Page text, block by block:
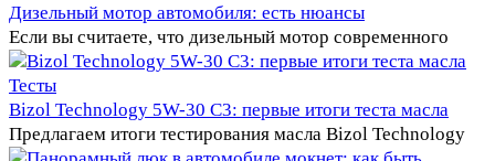
Дизельный мотор автомобиля: есть нюансы
Если вы считаете, что дизельный мотор современного
Тесты
Bizol Technology 5W-30 C3: первые итоги теста масла
Предлагаем итоги тестирования масла Bizol Technology